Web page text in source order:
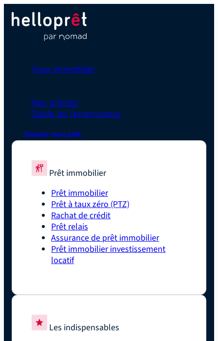
Taux immobilier
Nos articles
Guide de l'emprunteur
Simuler mon prêt
Prêt immobilier
Prêt immobilier
Prêt à taux zéro (PTZ)
Rachat de crédit
Prêt relais
Assurance de prêt immobilier
Prêt immobilier investissement
locatif
Les indispensables